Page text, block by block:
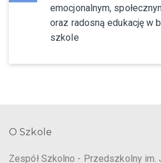
emocjonalnym,
oraz radosną edukację w
szkole
O Szkole
Zespół Szkolno - Przedszkolny im.